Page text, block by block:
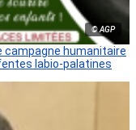
© AGP
campagne humanitaire
labio-palatines